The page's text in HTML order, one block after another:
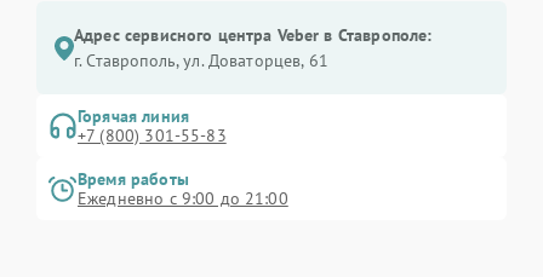
Адрес сервисного центра Veber в Ставрополе:
г. Ставрополь, ул. Доваторцев, 61
Горячая линия
+7 (800) 301-55-83
Время работы
Ежедневно с 9:00 до 21:00